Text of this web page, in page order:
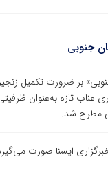
جنوبی
بر ضرورت تکمیل
عناب تازه به‌عنوان
مطرح شد.
ایسنا صورت